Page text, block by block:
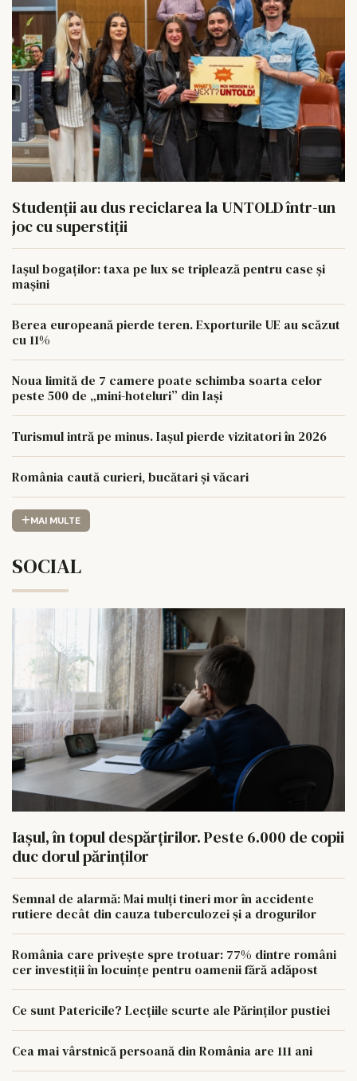
Studenții au dus reciclarea la UNTOLD într-un
joc cu superstiții
Iașul bogaților: taxa pe lux se triplează pentru case și
mașini
Berea europeană pierde teren. Exporturile UE au scăzut
cu 11%
Noua limită de 7 camere poate schimba soarta celor
peste 500 de „mini-hoteluri” din Iași
Turismul intră pe minus. Iașul pierde vizitatori în 2026
România caută curieri, bucătari și văcari
MAI MULTE
SOCIAL
Iașul, în topul despărțirilor. Peste 6.000 de copii
duc dorul părinților
Semnal de alarmă: Mai mulți tineri mor în accidente
rutiere decât din cauza tuberculozei și a drogurilor
România care privește spre trotuar: 77% dintre români
cer investiții în locuințe pentru oamenii fără adăpost
Ce sunt Patericile? Lecțiile scurte ale Părinților pustiei
Cea mai vârstnică persoană din România are 111 ani